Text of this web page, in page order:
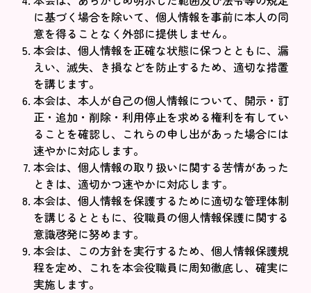
に基づく場合を除いて、個人情報を事前に本人の同
意を得ることなく外部に提供しません。
本会は、個人情報を正確な状態に保つとともに、漏
えい、滅失、き損などを防止するため、適切な措置
を講じます。
本会は、本人が自己の個人情報について、開示・訂
正・追加・削除・利用停止を求める権利を有してい
ることを確認し、これらの申し出があった場合には
速やかに対応します。
本会は、個人情報の取り扱いに関する苦情があった
ときは、適切かつ速やかに対応します。
本会は、個人情報を保護するために適切な管理体制
を講じるとともに、役職員の個人情報保護に関する
意識啓発に努めます。
本会は、この方針を実行するため、個人情報保護規
程を定め、これを本会役職員に周知徹底し、確実に
実施します。